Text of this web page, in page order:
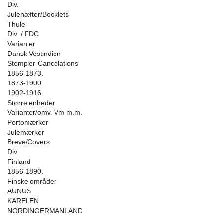
Div.
Julehæfter/Booklets
Thule
Div. / FDC
Varianter
Dansk Vestindien
Stempler-Cancelations
1856-1873.
1873-1900.
1902-1916.
Større enheder
Varianter/omv. Vm m.m.
Portomærker
Julemærker
Breve/Covers
Div.
Finland
1856-1890.
Finske områder
AUNUS
KARELEN
NORDINGERMANLAND